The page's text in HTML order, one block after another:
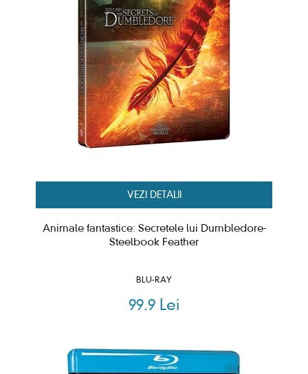
VEZI DETALII
Animale fantastice: Secretele lui Dumbledore-
Steelbook Feather
BLU-RAY
99.9 Lei